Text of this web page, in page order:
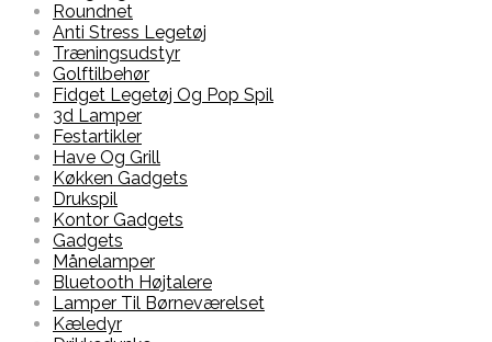
Roundnet
Anti Stress Legetøj
Træningsudstyr
Golftilbehør
Fidget Legetøj Og Pop Spil
3d Lamper
Festartikler
Have Og Grill
Køkken Gadgets
Drukspil
Kontor Gadgets
Gadgets
Månelamper
Bluetooth Højtalere
Lamper Til Børneværelset
Kæledyr